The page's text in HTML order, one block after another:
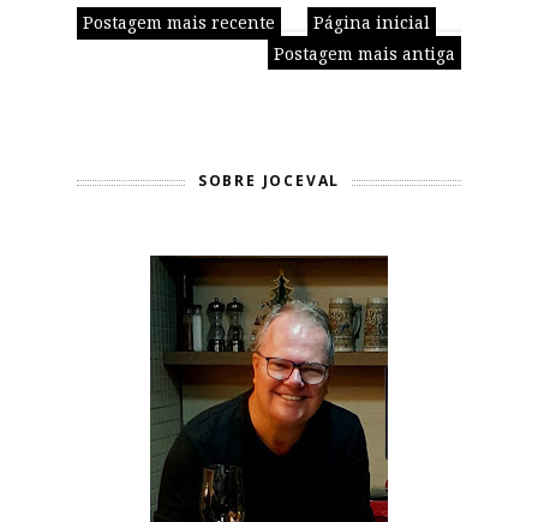
Postagem mais recente
Postagem mais antiga
Página inicial
SOBRE JOCEVAL